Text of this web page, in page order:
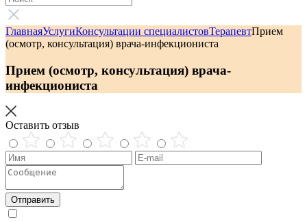
ГлавнаяУслугиКонсультации специалистовТерапевтПрием
(осмотр, консультация) врача-инфекциониста
Прием (осмотр, консультация) врача-
инфекциониста
Оставить отзыв
Отправить